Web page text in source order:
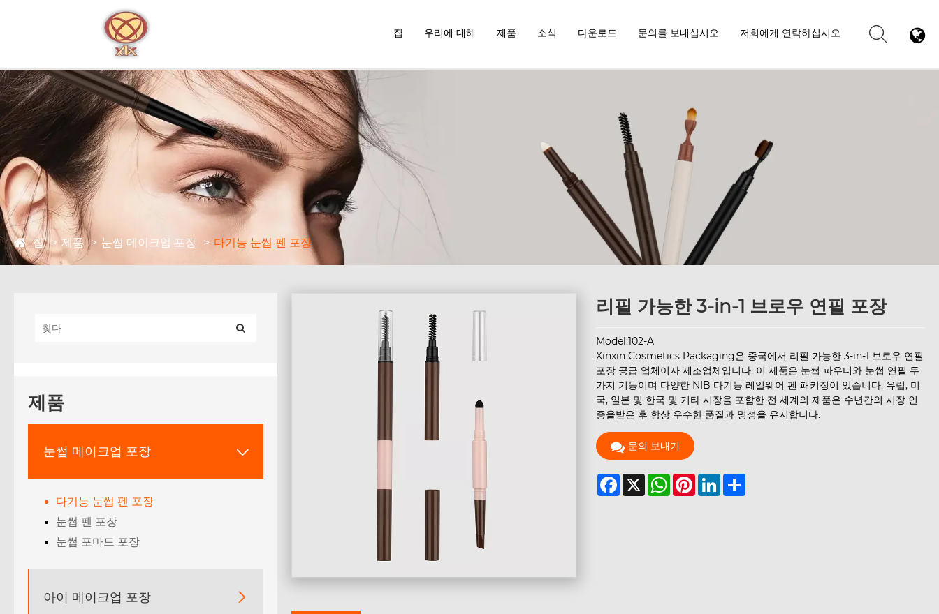
집 우리에 대해 제품 소식 다운로드 문의를 보내십시오 저희에게 연락하십시오
집 제품 눈썹 메이크업 포장 다기능 눈썹 펜 포장
제품
눈썹 메이크업 포장 
다기능 눈썹 펜 포장
눈썹 펜 포장
눈썹 포마드 포장
아이 메이크업 포장 
리필 가능한 3-in-1 브로우 연필 포장
Model:102-A
Xinxin Cosmetics Packaging은 중국에서 리필 가능한 3-in-1 브로우 연필
포장 공급 업체이자 제조업체입니다. 이 제품은 눈썹 파우더와 눈썹 연필 두
가지 기능이며 다양한 NIB 다기능 레일웨어 펜 패키징이 있습니다. 유럽, 미
국, 일본 및 한국 및 기타 시장을 포함한 전 세계의 제품은 수년간의 시장 인
증을받은 후 항상 우수한 품질과 명성을 유지합니다.
문의 보내기
Facebook
X WhatsApp
PinterestLinkedInShare